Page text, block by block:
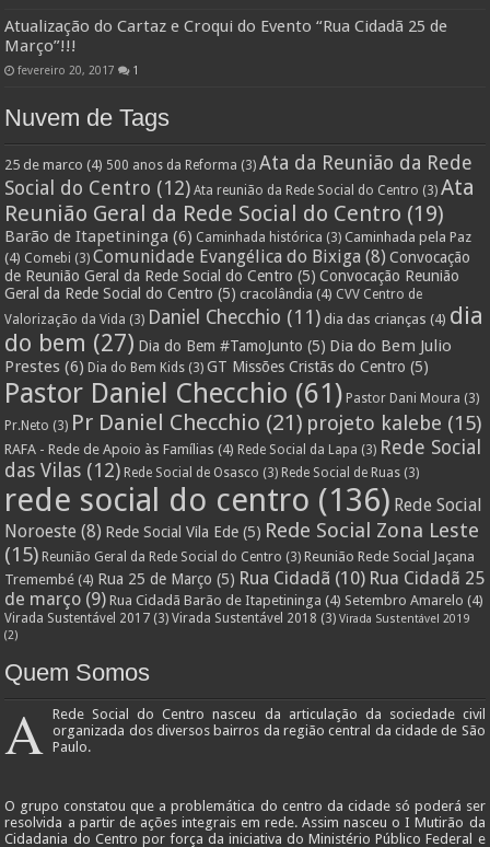
Atualização do Cartaz e Croqui do Evento “Rua Cidadã 25 de
Março”!!!
fevereiro 20, 2017 1
Nuvem de Tags
25 de marco (4) 500 anos da Reforma (3) Ata da Reunião da Rede
Social do Centro (12) Ata reunião da Rede Social do Centro (3) Ata
Reunião Geral da Rede Social do Centro (19)
Barão de Itapetininga (6) Caminhada histórica (3) Caminhada pela Paz
(4) Comebi (3) Comunidade Evangélica do Bixiga (8) Convocação
de Reunião Geral da Rede Social do Centro (5) Convocação Reunião
Geral da Rede Social do Centro (5) cracolândia (4) CVV Centro de
Valorização da Vida (3) Daniel Checchio (11) dia das crianças (4) dia
do bem (27) Dia do Bem #TamoJunto (5) Dia do Bem Julio
Prestes (6) Dia do Bem Kids (3) GT Missões Cristãs do Centro (5)
Pastor Daniel Checchio (61) Pastor Dani Moura (3)
Pr.Neto (3) Pr Daniel Checchio (21) projeto kalebe (15)
RAFA - Rede de Apoio às Famílias (4) Rede Social da Lapa (3) Rede Social
das Vilas (12) Rede Social de Osasco (3) Rede Social de Ruas (3)
rede social do centro (136) Rede Social
Noroeste (8) Rede Social Vila Ede (5) Rede Social Zona Leste
(15) Reunião Geral da Rede Social do Centro (3) Reunião Rede Social Jaçana
Tremembé (4) Rua 25 de Março (5) Rua Cidadã (10) Rua Cidadã 25
de março (9) Rua Cidadã Barão de Itapetininga (4) Setembro Amarelo (4)
Virada Sustentável 2017 (3) Virada Sustentável 2018 (3) Virada Sustentável 2019
(2)
Quem Somos
A Rede Social do Centro nasceu da articulação da sociedade civil
organizada dos diversos bairros da região central da cidade de São
Paulo.
O grupo constatou que a problemática do centro da cidade só poderá ser
resolvida a partir de ações integrais em rede. Assim nasceu o I Mutirão da
Cidadania do Centro por força da iniciativa do Ministério Público Federal e